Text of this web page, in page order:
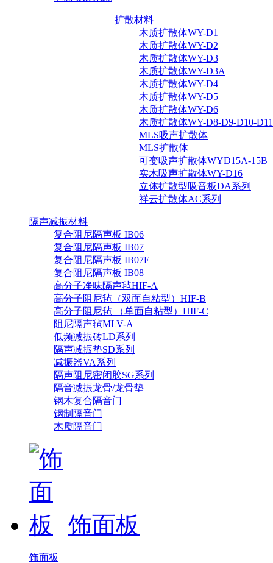
扩散材料
木质扩散体WY-D1
木质扩散体WY-D2
木质扩散体WY-D3
木质扩散体WY-D3A
木质扩散体WY-D4
木质扩散体WY-D5
木质扩散体WY-D6
木质扩散体WY-D8-D9-D10-
MLS吸声扩散体
MLS扩散体
可变吸声扩散体WYD15A-15B
实木吸声扩散体WY-D16
立体扩散型吸音板DA系列
祥云扩散体AC系列
隔声减振材料
复合阻尼隔声板 IB06
复合阻尼隔声板 IB07
复合阻尼隔声板 IB07E
复合阻尼隔声板 IB08
高分子净味隔声毡HIF-A
高分子阻尼毡（双面自粘型）HIF-B
高分子阻尼毡 （单面自粘型）HIF-C
阻尼隔声毡MLV-A
低频减振砖LD系列
隔声减振垫SD系列
减振器VA系列
隔声阻尼密闭胶SG系列
隔音减振龙骨/龙骨垫
钢木复合隔音门
钢制隔音门
木质隔音门
饰面板
饰面板